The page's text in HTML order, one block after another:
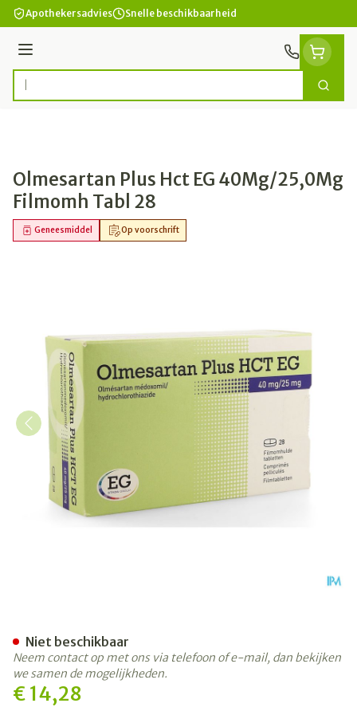
Ga naar de inhoud
Apothekersadvies Snelle beschikbaarheid
Menu
Product, merk, categorie... Zoek
Olmesartan Plus Hct EG 40Mg/25,0Mg
Filmomh Tabl 28
Op voorschrift
Geneesmiddel
€ 14,28
Niet beschikbaar
Neem contact op met ons via telefoon of e-mail, dan bekijken
we samen de mogelijkheden.